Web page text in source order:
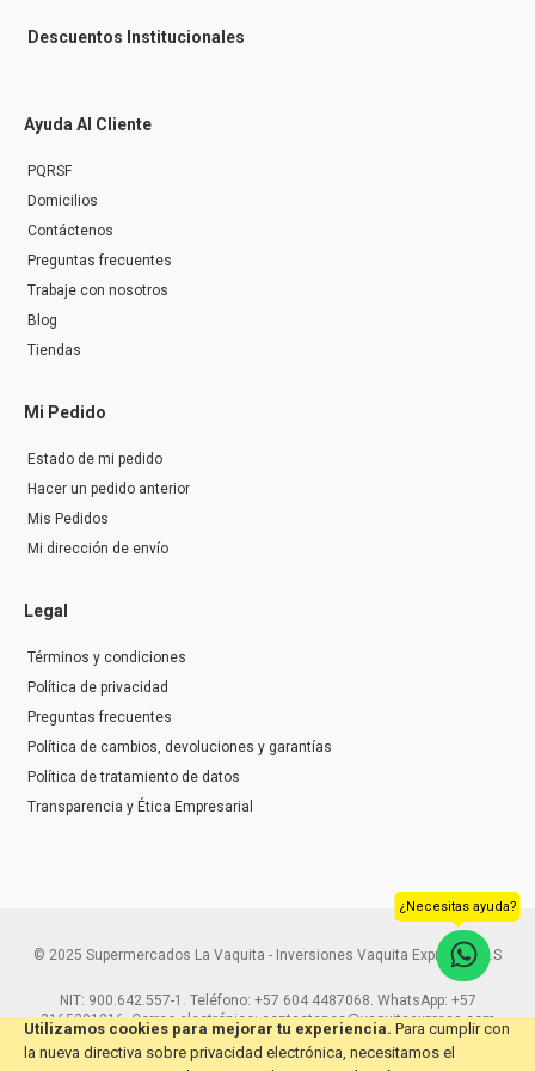
Utilizamos cookies para mejorar tu experiencia. Para cumplir con
la nueva directiva sobre privacidad electrónica, necesitamos el
Descuentos Institucionales
Ayuda Al Cliente
PQRSF
Domicilios
Contáctenos
Preguntas frecuentes
Trabaje con nosotros
Blog
Tiendas
Mi Pedido
Estado de mi pedido
Hacer un pedido anterior
Mis Pedidos
Mi dirección de envío
Legal
Términos y condiciones
Política de privacidad
Preguntas frecuentes
Política de cambios, devoluciones y garantías
Política de tratamiento de datos
Transparencia y Ética Empresarial
© 2025 Supermercados La Vaquita - Inversiones Vaquita Express S.A.S
NIT: 900.642.557-1. Teléfono: +57 604 4487068. WhatsApp: +57
3165291216. Correo electrónico: contactenos@vaquitaexpress.com
¿Necesitas ayuda?